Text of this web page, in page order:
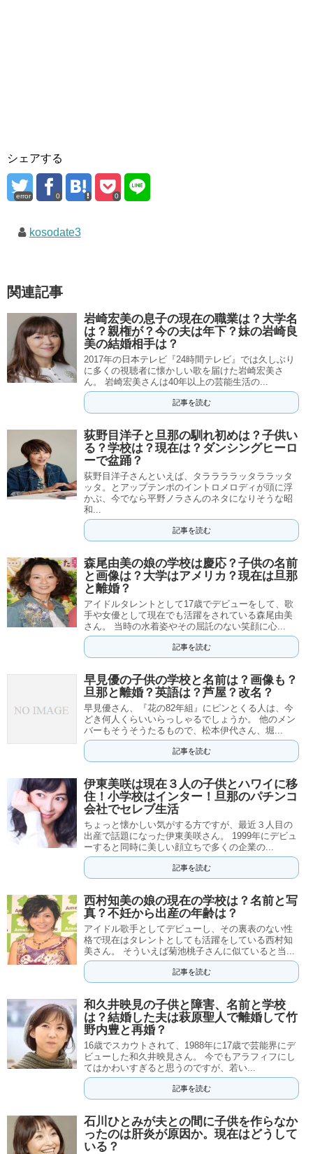
シェアする
error 0 0
kosodate3
関連記事
岩崎宏美の息子の現在の職業は？大学名
は？親権が？今の夫は年下？妹の岩崎良
美の結婚相手は？
2017年の日本テレビ『24時間テレビ』では久しぶり
に多くの視聴者に懐かしい歌を届けた岩崎宏美さ
ん。 岩崎宏美さんは40年以上の芸能生活の...
記事を読む
荻野目洋子と旦那の馴れ初めは？子供い
る？学校は？現在は？ダンシングヒーロ
ーで盆踊？
荻野目洋子さんといえば、タララララッタララッタ
ッタ。とアップテンポのイントロメロディが頭に浮
かぶ、今でなら平野ノラさんのネタになりそうな昭
和...
記事を読む
森尾由美の娘の学校は慶応？子供の名前
と画像は？大学はアメリカ？現在は旦那
と離婚？
アイドルタレントとして17歳でデビューをして、歌
手や女優として現在でも活躍をされている森尾由美
さん。 当時の水着姿やその屈託のない笑顔に心...
記事を読む
早見優の子供の学校と名前は？画像も？
旦那と離婚？英語は？芦屋？改名？
早見優さん、『花の82年組』にピンとくる人は、今
どき何人くらいいらっしゃるでしょうか。 他のメン
バーもそうそうたるもので、松本伊代さん、堀...
記事を読む
伊東美咲は現在３人の子供とハワイに移
住！小学校はインター！旦那のパチンコ
会社でセレブ生活
ちょっと懐かしい気がする方ですが、最近３人目の
出産で話題になった伊東美咲さん。 1999年にデビュ
ーすると同時に美しい顔立ちで多くの企業の...
記事を読む
西村知美の娘の現在の学校は？名前と写
真？不妊から出産の年齢は？
アイドル歌手としてデビューし、その裏表のない性
格で現在はタレントとしても活躍をしている西村知
美さん。 そういえば菊池桃子さんに似ていると当...
記事を読む
和久井映見の子供と障害、名前と学校
は？結婚した夫は萩原聖人で離婚して竹
野内豊と再婚？
16歳でスカウトされて、1988年に17歳で芸能界にデ
ビューした和久井映見さん。 今でもアラフィフにし
てはかわいすぎると思うのですが、若い...
記事を読む
石川ひとみが夫との間に子供を作らなか
ったのは肝炎が原因か。現在はどうして
いる？